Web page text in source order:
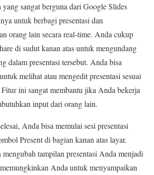
yang sangat berguna dari Google Slides
untuk berbagi presentasi dan
orang lain secara real-time. Anda cukup
di sudut kanan atas untuk mengundang
dalam presentasi tersebut. Anda bisa
melihat atau mengedit presentasi sesuai
ini sangat membantu jika Anda bekerja
input dari orang lain.
Anda bisa memulai sesi presentasi
Present di bagian kanan atas layar.
tampilan presentasi Anda menjadi
Anda untuk menyampaikan